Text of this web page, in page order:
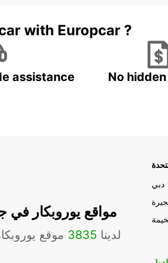
with Europcar ?
assistance No
مواقع يوروبكار في
لدينا 3835 موقع
دبي